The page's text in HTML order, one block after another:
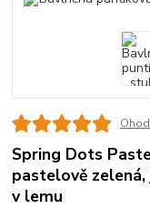
Spring Dots
pastelově
v lemu